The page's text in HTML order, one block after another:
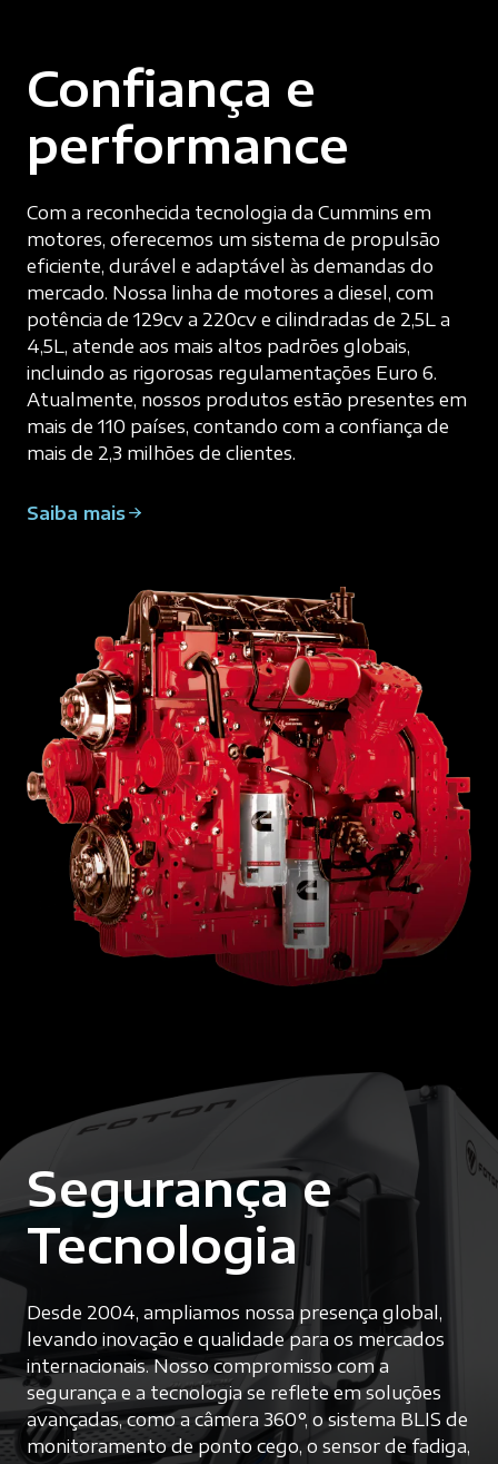
performance
Com a reconhecida tecnologia da Cummins em
eficiente, durável e adaptável às demandas do
mercado. Nossa linha de motores a diesel, com
potência de 129cv a 220cv e cilindradas de 2,5L a
4,5L, atende aos mais altos padrões globais,
incluindo as rigorosas regulamentações Euro 6.
Atualmente, nossos produtos estão presentes em
mais de 110 países, contando com a confiança de
mais de 2,3 milhões de clientes.
Saiba mais
Segurança e
Tecnologia
Desde 2004, ampliamos nossa presença global,
internacionais. Nosso compromisso com a
segurança e a tecnologia se reflete em soluções
avançadas, como a câmera 360°, o sistema BLIS de
monitoramento de ponto cego, o sensor de fadiga,
além do painel digital e da central multimídia
intuitiva. Esses recursos garantem uma experiência